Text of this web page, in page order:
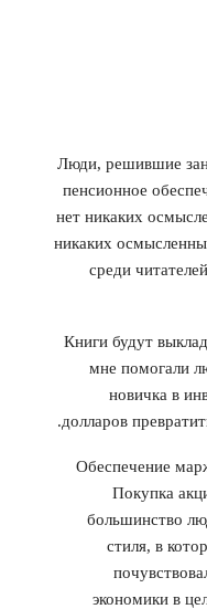
Люди, решившие
пенсионное
нет никаких
никаких
среди
Книги будут
мне помогали
новичка в
долларов
• Обеспечение
Покупка
большинство
стиля, в
экономики в